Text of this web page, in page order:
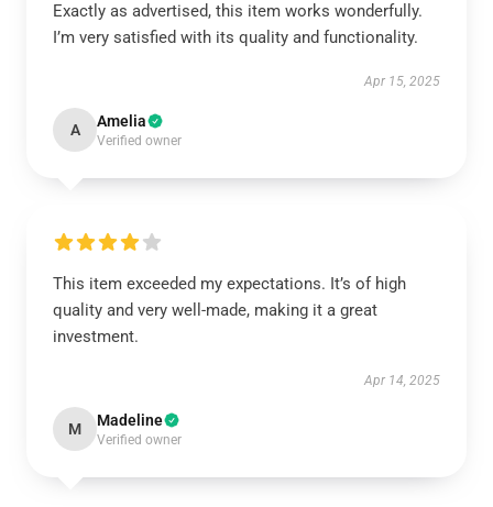
Exactly as advertised, this item works wonderfully.
I’m very satisfied with its quality and functionality.
Apr 15, 2025
A Amelia
Verified owner
This item exceeded my expectations. It’s of high
quality and very well-made, making it a great
investment.
Apr 14, 2025
M Madeline
Verified owner